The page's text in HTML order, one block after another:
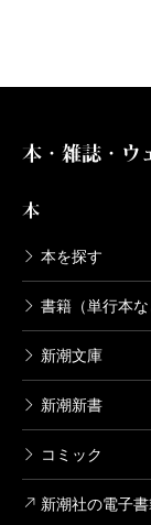
本・雑誌・ウ
本
本を探す
書籍（単行本な
新潮文庫
新潮新書
コミック
新潮社の電子